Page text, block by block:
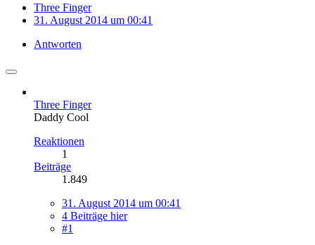
Three Finger
31. August 2014 um 00:41
Antworten
Three Finger
Daddy Cool
Reaktionen
1
Beiträge
1.849
31. August 2014 um 00:41
4 Beiträge hier
#1